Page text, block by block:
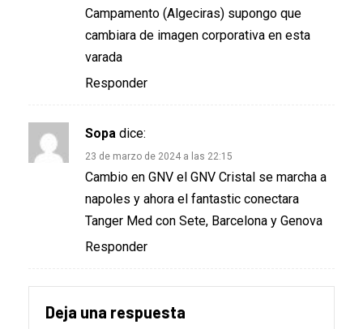
Campamento (Algeciras) supongo que
cambiara de imagen corporativa en esta
varada
Responder
Sopa dice:
23 de marzo de 2024 a las 22:15
Cambio en GNV el GNV Cristal se marcha a
napoles y ahora el fantastic conectara
Tanger Med con Sete, Barcelona y Genova
Responder
Deja una respuesta